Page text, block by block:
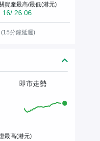
資產最高/最低(港元)
26.06
分鐘延遲)
即市走勢
最高(港元)